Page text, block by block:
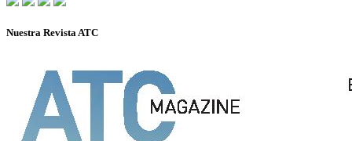
Nuestra Revista ATC